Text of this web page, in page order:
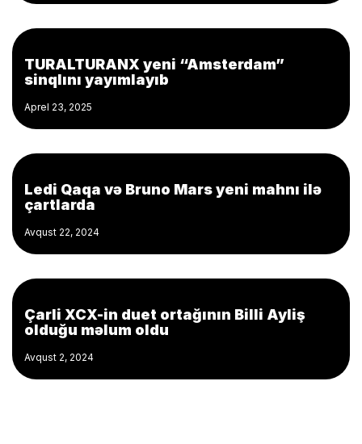
TURALTURANX yeni “Amsterdam”
sinqlını yayımlayıb
Aprel 23, 2025
Ledi Qaqa və Bruno Mars yeni mahnı ilə
çartlarda
Avqust 22, 2024
Çarli XCX-in duet ortağının Billi Ayliş
olduğu məlum oldu
Avqust 2, 2024